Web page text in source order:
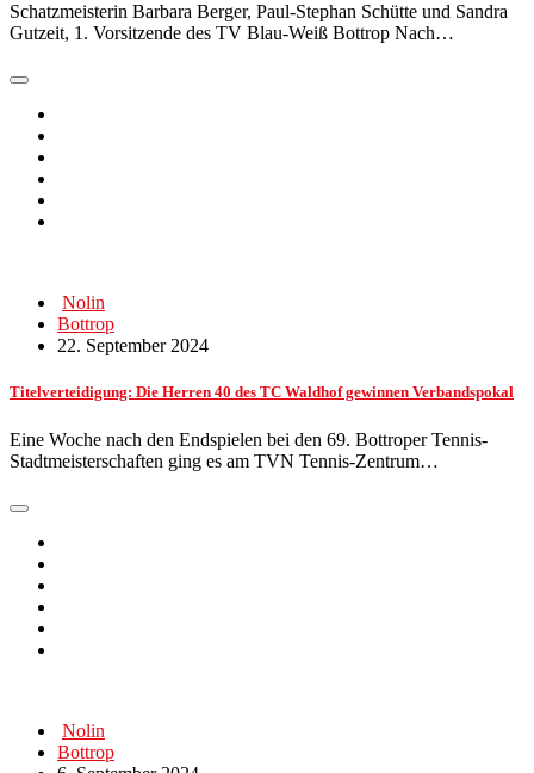
Schatzmeisterin Barbara Berger, Paul-Stephan Schütte und Sandra
Gutzeit, 1. Vorsitzende des TV Blau-Weiß Bottrop Nach…
Nolin
Bottrop
22. September 2024
Titelverteidigung: Die Herren 40 des TC Waldhof gewinnen Verbandspokal
Eine Woche nach den Endspielen bei den 69. Bottroper Tennis-
Stadtmeisterschaften ging es am TVN Tennis-Zentrum…
Nolin
Bottrop